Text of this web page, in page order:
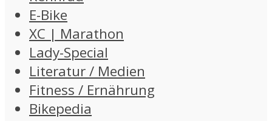
E-Bike
XC | Marathon
Lady-Special
Literatur / Medien
Fitness / Ernährung
Bikepedia